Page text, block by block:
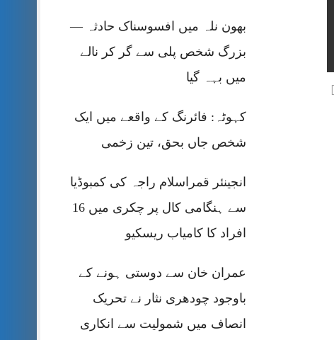
بھون نلہ میں افسوسناک حادثہ —
بزرگ شخص پلی سے گر کر نالے
میں بہہ گیا
کہوٹہ: فائرنگ کے واقعے میں ایک
شخص جاں بحق، تین زخمی
انجینئر قمراسلام راجہ کی کمبوڈیا
سے ہنگامی کال پر چکری میں 16
افراد کا کامیاب ریسکیو
عمران خان سے دوستی ہونے کے
باوجود چودھری نثار نے تحریک
انصاف میں شمولیت سے انکاری